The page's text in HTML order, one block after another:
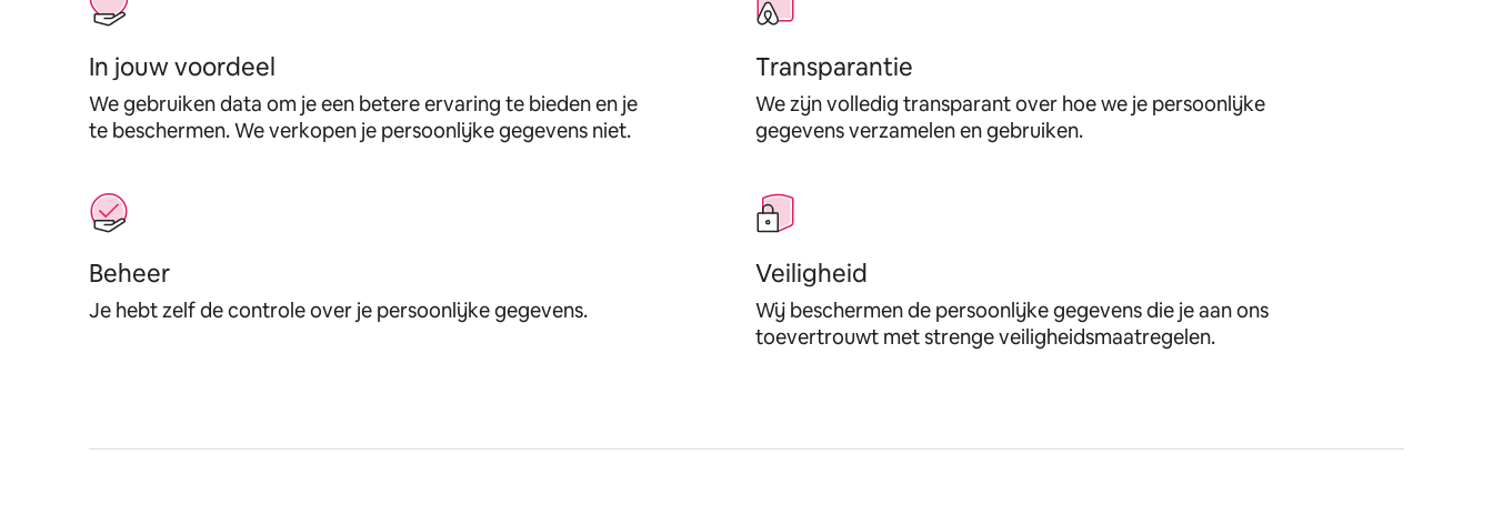
In jouw voordeel
We gebruiken data om je een betere ervaring te bieden en je
te beschermen. We verkopen je persoonlijke gegevens niet.
Transparantie
We zijn volledig transparant over hoe we je persoonlijke
gegevens verzamelen en gebruiken.
Beheer
Je hebt zelf de controle over je persoonlijke gegevens.
Veiligheid
Wij beschermen de persoonlijke gegevens die je aan ons
toevertrouwt met strenge veiligheidsmaatregelen.